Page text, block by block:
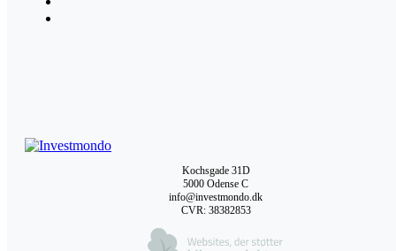
Kochsgade 31D
5000 Odense C
info@investmondo.dk
CVR: 38382853